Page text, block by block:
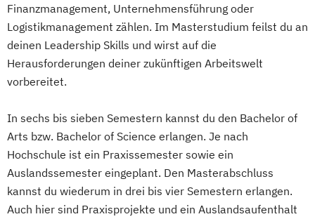
Finanzmanagement, Unternehmensführung oder
Logistikmanagement zählen. Im Masterstudium feilst du an
deinen Leadership Skills und wirst auf die
Herausforderungen deiner zukünftigen Arbeitswelt
vorbereitet.
In sechs bis sieben Semestern kannst du den Bachelor of
Arts bzw. Bachelor of Science erlangen. Je nach
Hochschule ist ein Praxissemester sowie ein
Auslandssemester eingeplant. Den Masterabschluss
kannst du wiederum in drei bis vier Semestern erlangen.
Auch hier sind Praxisprojekte und ein Auslandsaufenthalt